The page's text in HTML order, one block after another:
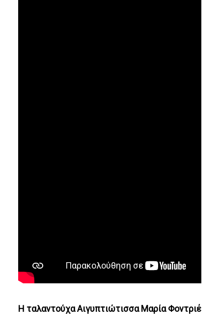
Η ταλαντούχα Αιγυπτιώτισσα Μαρία Φοντριέ